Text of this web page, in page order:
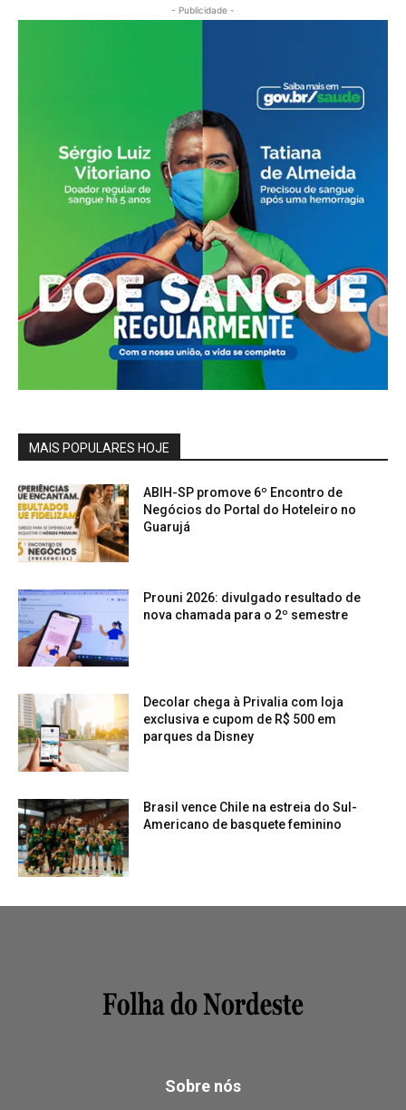
- Publicidade -
MAIS POPULARES HOJE
ABIH-SP promove 6º Encontro de
Negócios do Portal do Hoteleiro no
Guarujá
Prouni 2026: divulgado resultado de
nova chamada para o 2º semestre
Decolar chega à Privalia com loja
exclusiva e cupom de R$ 500 em
parques da Disney
Brasil vence Chile na estreia do Sul-
Americano de basquete feminino
Sobre nós